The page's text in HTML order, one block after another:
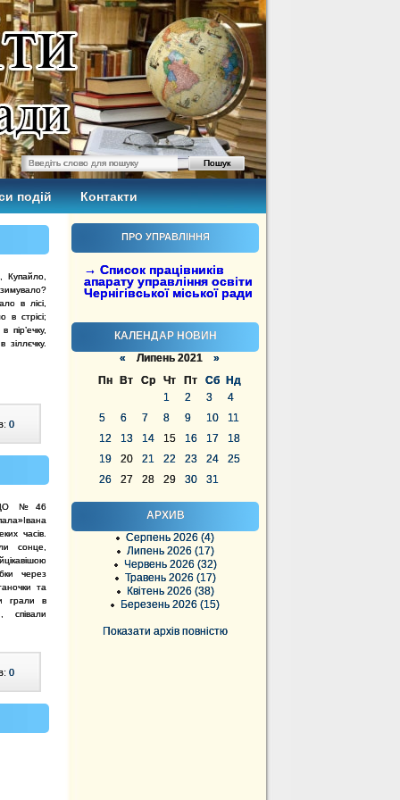
подій Контакти
ПРО УПРАВЛІННЯ
→ Список працівників
апарату управління освіти
Чернігівської міської ради
КАЛЕНДАР НОВИН
« Липень 2021 »
Пн
Вт Ср Чт Пт Сб
Нд
1
2 3
4
5
6 7 8 9 10
11
12
13 14 15 16 17
18
19
20 21 22 23 24
25
26
27 28 29 30 31
АРХИВ
Серпень 2026 (4)
Липень 2026 (17)
Червень 2026 (32)
Травень 2026 (17)
Квітень 2026 (38)
Березень 2026 (15)
Показати архів повністю
Купайло,
в лісі,
в стрісі;
пір’ечку,
зіллєчку.
0
ЗДО №46
часів.
cонце,
через
та
грали в
співали
0